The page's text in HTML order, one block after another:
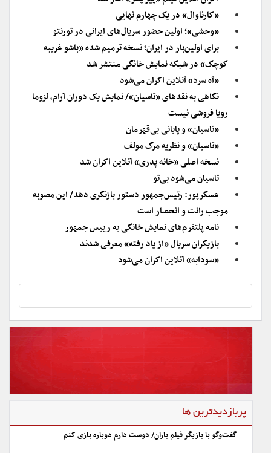
«کارناوال» در یک چهارم نهایی
«وحشی»؛ اولین حضور سریال‌های ایرانی در تورنتو
برای اولین‌بار در ایران؛ نسخه ترمیم شده «باشو غریبه
کوچک» در شبکه نمایش خانگی منتشر شد
«آه سرد» آنلاین اکران می‌شود
نگاهی به نقدهای «تاسیان»/ نمایش یک دوران آرام، لزوما
رویا فروشی نیست
«تاسیان» و پایانی بی‌قهرمان
«تاسیان» و نظریه مرگ مولف
نسخه اصلی «خانه پدری» آنلاین اکران شد
تاسیان می‌شود بی‌تو
عسگرپور: رئیس‌جمهور دستور بازنگری دهد/ این مصوبه
موجب رانت و انحصار است
نامه پلتفرم‌های نمایش خانگی به رییس جمهور
بازیگران سریال «از یاد رفته» معرفی شدند
«سودابه» آنلاین اکران می‌شود
پربازدیدترین ها
گفت‌وگو با بازیگر فیلم باران/ دوست دارم دوباره بازی کنم